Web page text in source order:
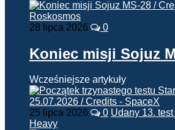
28 lipca 2026 0
Koniec misji Sojuz
Wcześniejsze artykuły
25 lipca 2026 0 Udany 13.
Heavy